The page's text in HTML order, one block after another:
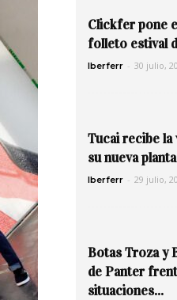
Clickfer pone
folleto estival
Iberferr - 30 julio,
Tucai recibe la
su nueva
Iberferr - 29 julio,
Botas Troza y
de Panter
situaciones...